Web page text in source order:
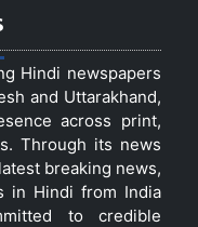
Hindi newspapers
and Uttarakhand,
across print,
Through its news
breaking news,
in Hindi from India
to credible